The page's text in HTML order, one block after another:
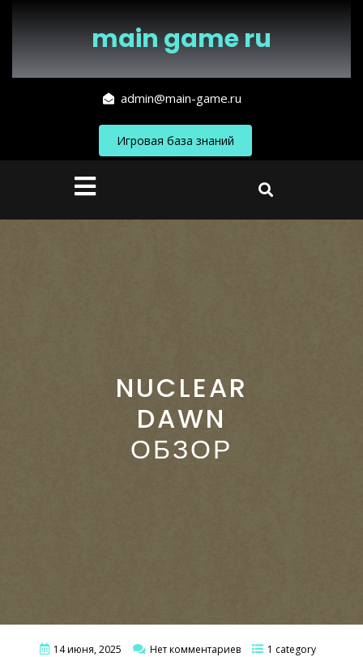
main game ru
admin@main-game.ru
Игровая база знаний
Кнопка
Открыть
NUCLEAR
DAWN
ОБЗОР
14 июня, 2025 Нет комментариев 1 category